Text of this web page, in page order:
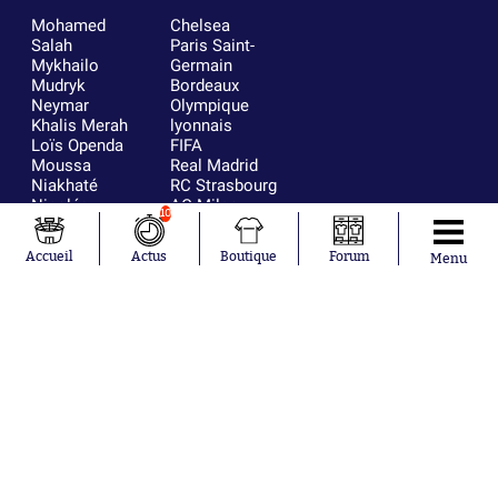
Mohamed
Salah
Mykhailo
Mudryk
Neymar
Khalis Merah
Loïs Openda
Moussa
Niakhaté
Nicolás
Tagliafico
Pavel Šulc
Josh Maja
Chelsea
Paris Saint-
Germain
Bordeaux
Olympique
lyonnais
FIFA
Real Madrid
RC Strasbourg
AC Milan
France
Accueil
10
Actus Boutique Forum Menu